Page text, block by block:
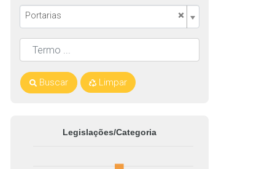
×
Portarias
Buscar Limpar
Legislações/Categoria